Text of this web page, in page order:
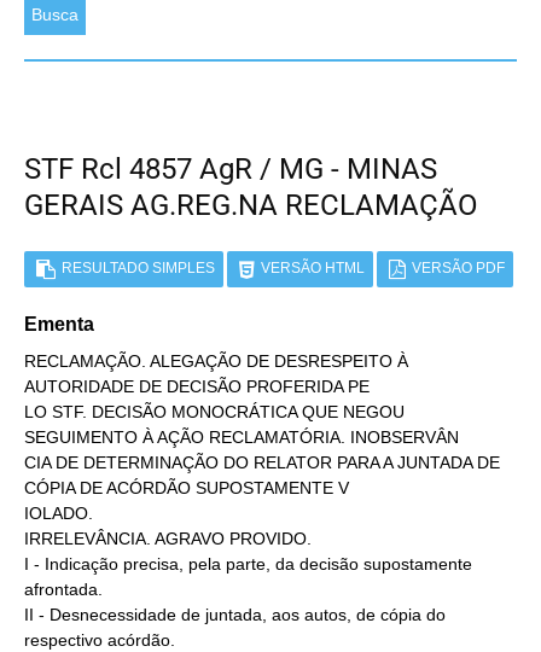
Busca
STF Rcl 4857 AgR / MG - MINAS
GERAIS AG.REG.NA RECLAMAÇÃO
RESULTADO SIMPLES VERSÃO HTML VERSÃO PDF
Ementa
RECLAMAÇÃO. ALEGAÇÃO DE DESRESPEITO À
AUTORIDADE DE DECISÃO PROFERIDA PE
LO STF. DECISÃO MONOCRÁTICA QUE NEGOU
SEGUIMENTO À AÇÃO RECLAMATÓRIA. INOBSERVÂN
CIA DE DETERMINAÇÃO DO RELATOR PARA A JUNTADA DE
CÓPIA DE ACÓRDÃO SUPOSTAMENTE V
IOLADO.
IRRELEVÂNCIA. AGRAVO PROVIDO.
I - Indicação precisa, pela parte, da decisão supostamente
afrontada.
II - Desnecessidade de juntada, aos autos, de cópia do
respectivo acórdão.